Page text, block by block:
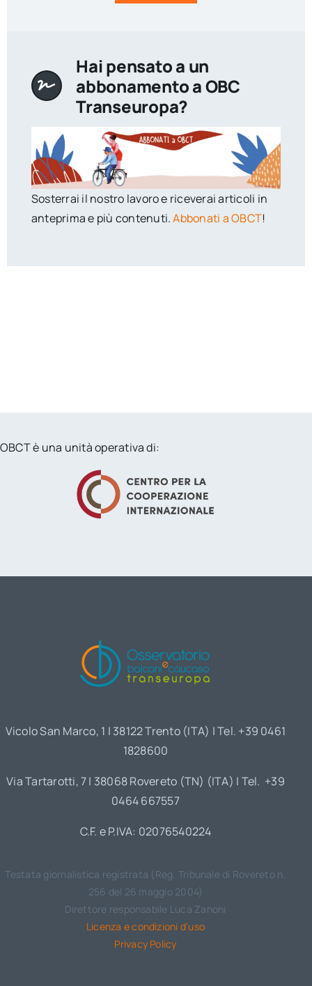
Hai pensato a un
abbonamento a OBC
Transeuropa?
Sosterrai il nostro lavoro e riceverai articoli in
anteprima e più contenuti.Abbonati a OBCT!
OBCT è una unità operativa di:
Vicolo San Marco, 1 | 38122 Trento (ITA) | Tel. +39 0461
1828600
Via Tartarotti, 7 | 38068 Rovereto (TN) (ITA) | Tel. +39
0464 667557
C.F. e P.IVA: 02076540224
Testata giornalistica registrata (Reg. Tribunale di Rovereto n.
256 del 26 maggio 2004)
Direttore responsabile Luca Zanoni
Licenza e condizioni d’uso
Privacy Policy